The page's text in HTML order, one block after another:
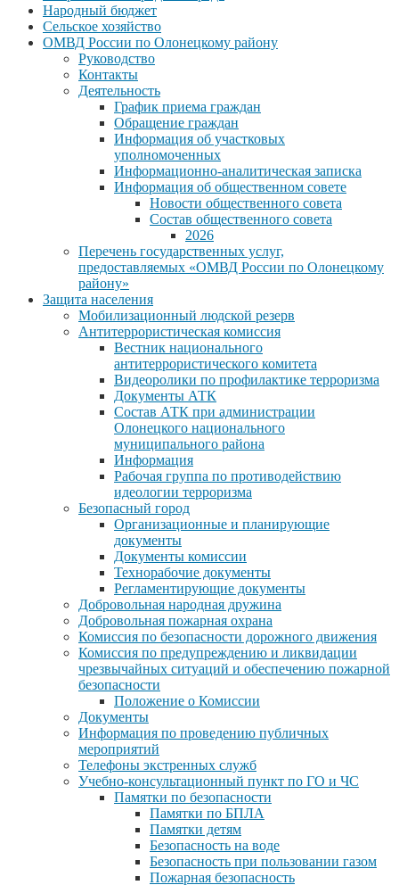
Народный бюджет
Сельское хозяйство
ОМВД России по Олонецкому району
Руководство
Контакты
Деятельность
График приема граждан
Обращение граждан
Информация об участковых
уполномоченных
Информационно-аналитическая записка
Информация об общественном совете
Новости общественного совета
Состав общественного совета
2026
Перечень государственных услуг,
предоставляемых «ОМВД России по Олонецкому
району»
Защита населения
Мобилизационный людской резерв
Антитеррористическая комиссия
Вестник национального
антитеррористического комитета
Видеоролики по профилактике терроризма
Документы АТК
Состав АТК при администрации
Олонецкого национального
муниципального района
Информация
Рабочая группа по противодействию
идеологии терроризма
Безопасный город
Организационные и планирующие
документы
Документы комиссии
Технорабочие документы
Регламентирующие документы
Добровольная народная дружина
Добровольная пожарная охрана
Комиссия по безопасности дорожного движения
Комиссия по предупреждению и ликвидации
чрезвычайных ситуаций и обеспечению пожарной
безопасности
Положение о Комиссии
Документы
Информация по проведению публичных
мероприятий
Телефоны экстренных служб
Учебно-консультационный пункт по ГО и ЧС
Памятки по безопасности
Памятки по БПЛА
Памятки детям
Безопасность на воде
Безопасность при пользовании газом
Пожарная безопасность